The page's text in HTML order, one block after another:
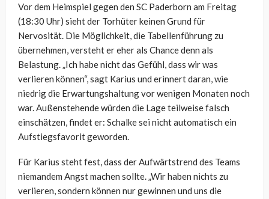
Vor dem Heimspiel gegen den SC Paderborn am Freitag
(18:30 Uhr) sieht der Torhüter keinen Grund für
Nervosität. Die Möglichkeit, die Tabellenführung zu
übernehmen, versteht er eher als Chance denn als
Belastung. „Ich habe nicht das Gefühl, dass wir was
verlieren können“, sagt Karius und erinnert daran, wie
niedrig die Erwartungshaltung vor wenigen Monaten noch
war. Außenstehende würden die Lage teilweise falsch
einschätzen, findet er: Schalke sei nicht automatisch ein
Aufstiegsfavorit geworden.
Für Karius steht fest, dass der Aufwärtstrend des Teams
niemandem Angst machen sollte. „Wir haben nichts zu
verlieren, sondern können nur gewinnen und uns die